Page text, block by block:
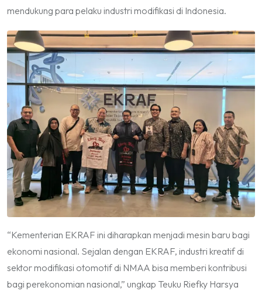
mendukung para pelaku industri modifikasi di Indonesia.
“Kementerian EKRAF ini diharapkan menjadi mesin baru bagi
ekonomi nasional. Sejalan dengan EKRAF, industri kreatif di
sektor modifikasi otomotif di NMAA bisa memberi kontribusi
bagi perekonomian nasional,” ungkap Teuku Riefky Harsya